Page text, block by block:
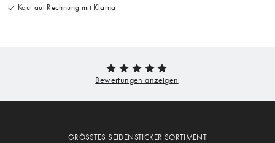
Kauf auf Rechnung mit Klarna
GRÖSSTES SEIDENSTICKER SORTIMENT